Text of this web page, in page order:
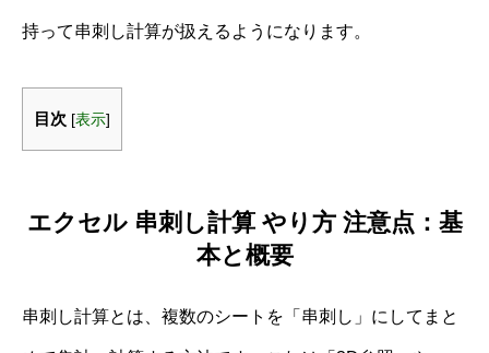
持って串刺し計算が扱えるようになります。
目次 [表示]
エクセル 串刺し計算 やり方 注意点：基
本と概要
串刺し計算とは、複数のシートを「串刺し」にしてまと